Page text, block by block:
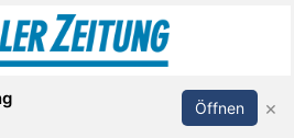
Anmelden
Öffnen ×